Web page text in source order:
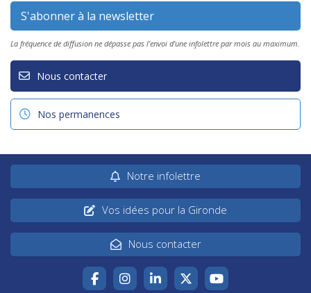
La fréquence de diffusion ne dépasse pas l'envoi d'une infolettre par mois au maximum.
Nous contacter
Nos permanences
Notre infolettre
Vos idées pour la Gironde
Nous contacter